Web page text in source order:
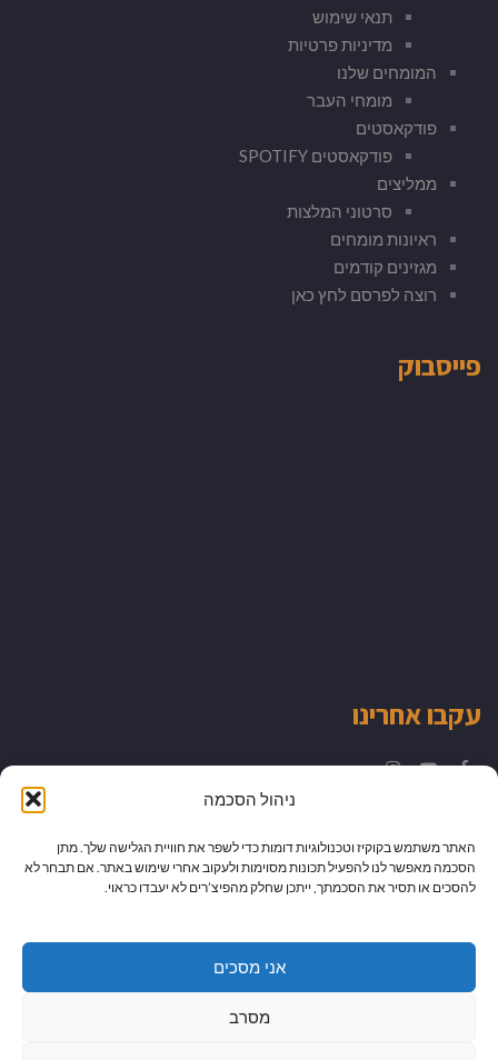
ניהול הסכמה
האתר משתמש בקוקיז וטכנולוגיות דומות כדי לשפר את חוויית הגלישה שלך. מתן
הסכמה מאפשר לנו להפעיל תכונות מסוימות ולעקוב אחרי שימוש באתר. אם תבחר לא
להסכים או תסיר את הסכמתך, ייתכן שחלק מהפיצ’רים לא יעבדו כראוי.
אני מסכים
מסרב
תנאי שימוש
מדיניות פרטיות
המומחים שלנו
מומחי העבר
פודקאסטים
פודקאסטים SPOTIFY
ממליצים
סרטוני המלצות
ראיונות מומחים
מגזינים קודמים
רוצה לפרסם לחץ כאן
פייסבוק
עקבו אחרינו